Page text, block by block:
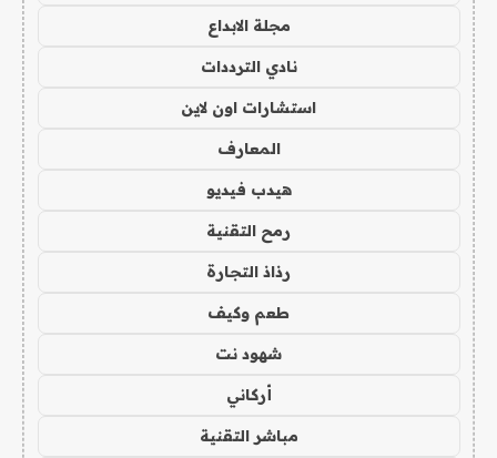
مجلة الابداع
نادي الترددات
استشارات اون لاين
المعارف
هيدب فيديو
رمح التقنية
رذاذ التجارة
طعم وكيف
شهود نت
أركاني
مباشر التقنية